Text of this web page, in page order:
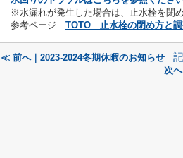
※水漏れが発生した場合は、止水栓を閉め
参考ページ TOTO 止水栓の閉め方と
≪ 前へ｜2023-2024冬期休暇のお知らせ
次